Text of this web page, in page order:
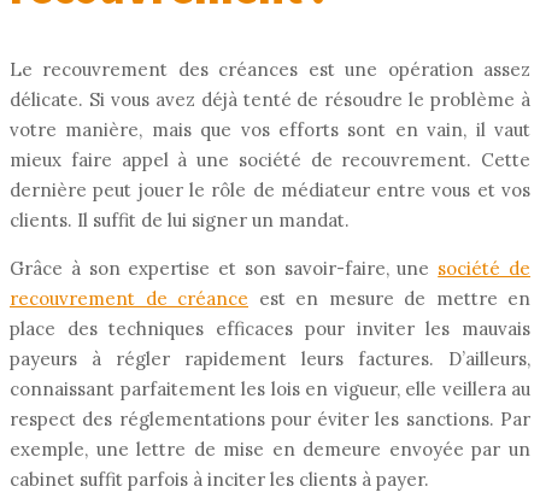
Le recouvrement des créances est une opération assez
délicate. Si vous avez déjà tenté de résoudre le problème à
votre manière, mais que vos efforts sont en vain, il vaut
mieux faire appel à une société de recouvrement. Cette
dernière peut jouer le rôle de médiateur entre vous et vos
clients. Il suffit de lui signer un mandat.
Grâce à son expertise et son savoir-faire, une société de
recouvrement de créance est en mesure de mettre en
place des techniques efficaces pour inviter les mauvais
payeurs à régler rapidement leurs factures. D’ailleurs,
connaissant parfaitement les lois en vigueur, elle veillera au
respect des réglementations pour éviter les sanctions. Par
exemple, une lettre de mise en demeure envoyée par un
cabinet suffit parfois à inciter les clients à payer.